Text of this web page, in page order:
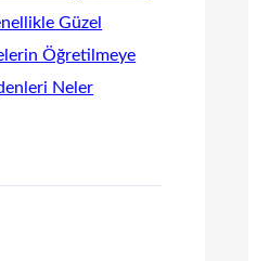
Güzel
Öğretilmeye
Neler